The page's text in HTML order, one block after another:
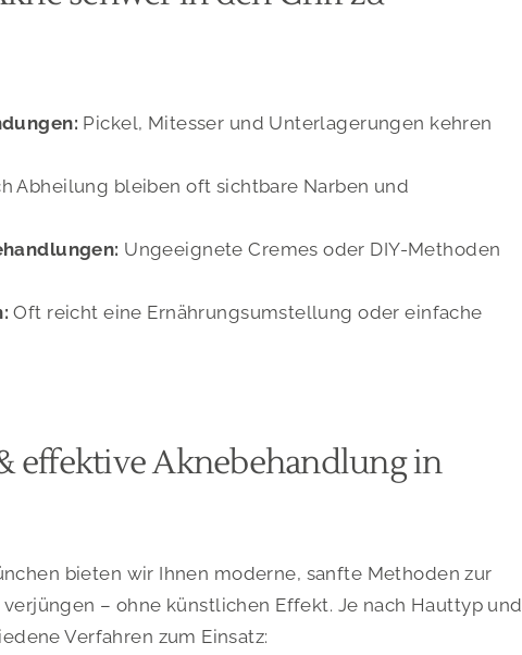
Pickel, Mitesser und Unterlagerungen kehren
Abheilung bleiben oft sichtbare Narben und
Ungeeignete Cremes oder DIY-Methoden
Oft reicht eine Ernährungsumstellung oder einfache
effektive Aknebehandlung in
bieten wir Ihnen moderne, sanfte Methoden zur
– ohne künstlichen Effekt. Je nach Hauttyp und
Verfahren zum Einsatz: